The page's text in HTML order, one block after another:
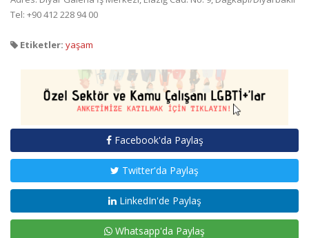
Tel: +90 412 228 94 00
Etiketler: yaşam
Facebook'da Paylaş
Twitter'da Paylaş
LinkedIn'de Paylaş
Whatsapp'da Paylaş